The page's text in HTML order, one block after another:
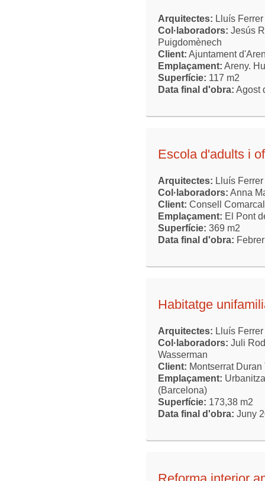
Arquitectes: Lluís
Col·laboradors: Jesús
Puigdomènech
Client: Ajuntament
Emplaçament: Areny.
Superfície: 117 m2
Data final d'obra: Agost
Escola d'adults i
Arquitectes: Lluís
Col·laboradors: Anna
Client: Consell
Emplaçament: El Pont
Superfície: 369 m2
Data final d'obra:
Habitatge
Arquitectes: Lluís
Col·laboradors: Juli
Wasserman
Client: Montserrat
Emplaçament:
(Barcelona)
Superfície: 173,38 m2
Data final d'obra: Juny